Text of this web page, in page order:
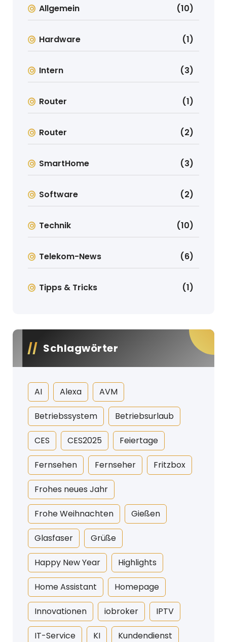
Allgemein (10)
Hardware (1)
Intern (3)
Router (1)
Router (2)
SmartHome (3)
Software (2)
Technik (10)
Telekom-News (6)
Tipps & Tricks (1)
Schlagwörter
AI Alexa AVM
Betriebssystem Betriebsurlaub
CES CES2025 Feiertage
Fernsehen Fernseher Fritzbox
Frohes neues Jahr
Frohe Weihnachten Gießen
Glasfaser Grüße
Happy New Year Highlights
Home Assistant Homepage
Innovationen iobroker IPTV
IT-Service KI Kundendienst